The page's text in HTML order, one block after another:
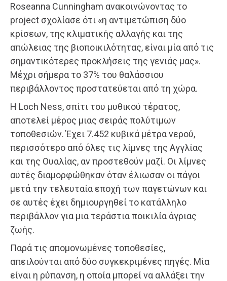
Roseanna Cunningham ανακοινώνοντας το
project σχολίασε ότι «η αντιμετώπιση δύο
κρίσεων, της κλιματικής αλλαγής και της
απώλειας της βιοποικιλότητας, είναι μία από τις
σημαντικότερες προκλήσεις της γενιάς μας».
Μέχρι σήμερα το 37% του θαλάσσιου
περιβάλλοντος προστατεύεται από τη χώρα.
Η Loch Ness, σπίτι του μυθικού τέρατος,
αποτελεί μέρος μιας σειράς πολύτιμων
τοποθεσιών. Έχει 7.452 κυβικά μέτρα νερού,
περισσότερο από όλες τις λίμνες της Αγγλίας
και της Ουαλίας, αν προστεθούν μαζί. Οι λίμνες
αυτές διαμορφώθηκαν όταν έλιωσαν οι πάγοι
μετά την τελευταία εποχή των παγετώνων και
σε αυτές έχει δημιουργηθεί το κατάλληλο
περιβάλλον για μια τεράστια ποικιλία άγριας
ζωής.
Παρά τις απομονωμένες τοποθεσίες,
απειλούνται από δύο συγκεκριμένες πηγές. Μία
είναι η ρύπανση, η οποία μπορεί να αλλάξει την